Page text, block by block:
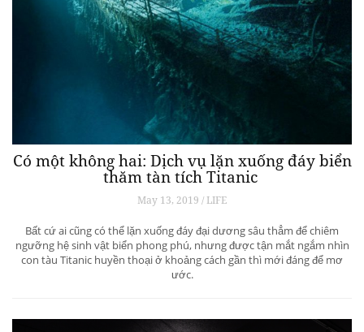
Có một không hai: Dịch vụ lặn xuống đáy biển
thăm tàn tích Titanic
May 13, 2019 / LIFE
Bất cứ ai cũng có thể lặn xuống đáy đại dương sâu thẳm để chiêm
ngưỡng hệ sinh vật biển phong phú, nhưng được tận mắt ngắm nhìn
con tàu Titanic huyền thoại ở khoảng cách gần thì mới đáng để mơ
ước.